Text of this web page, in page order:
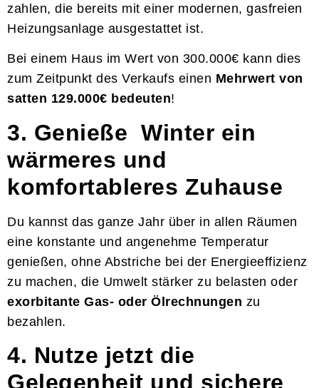
zahlen, die bereits mit einer modernen, gasfreien
Heizungsanlage ausgestattet ist.
Bei einem Haus im Wert von 300.000€ kann dies
zum Zeitpunkt des Verkaufs einen Mehrwert von
satten 129.000€ bedeuten!
3. Genieße Winter ein
wärmeres und
komfortableres Zuhause
Du kannst das ganze Jahr über in allen Räumen
eine konstante und angenehme Temperatur
genießen, ohne Abstriche bei der Energieeffizienz
zu machen, die Umwelt stärker zu belasten oder
exorbitante Gas- oder Ölrechnungen zu
bezahlen.
4. Nutze jetzt die
Gelegenheit und sichere